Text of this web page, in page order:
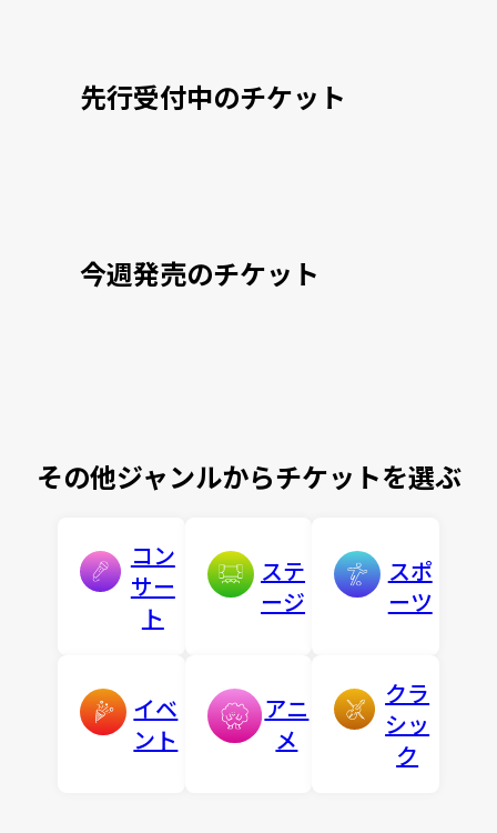
先行受付中のチケット
今週発売のチケット
その他ジャンルからチケットを選ぶ
コン
サー
ト
ステ
ージ
スポ
ーツ
イベ
ント
アニ
メ
クラ
シッ
ク